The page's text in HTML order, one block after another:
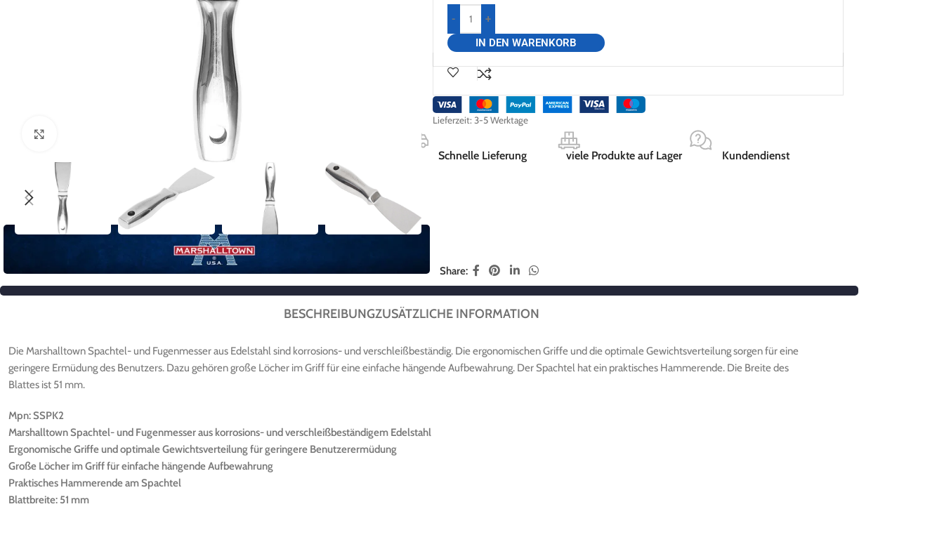
-
+
IN DEN WARENKORB
Lieferzeit: 3-5 Werktage
Schnelle Lieferung viele Produkte auf Lager Kundendienst
Share:
BESCHREIBUNGZUSÄTZLICHE INFORMATION
Die Marshalltown Spachtel- und Fugenmesser aus Edelstahl sind korrosions- und verschleißbeständig. Die ergonomischen Griffe und die optimale Gewichtsverteilung sorgen für eine
geringere Ermüdung des Benutzers. Dazu gehören große Löcher im Griff für eine einfache hängende Aufbewahrung. Der Spachtel hat ein praktisches Hammerende. Die Breite des
Blattes ist 51 mm.
Mpn: SSPK2
Marshalltown Spachtel- und Fugenmesser aus korrosions- und verschleißbeständigem Edelstahl
Ergonomische Griffe und optimale Gewichtsverteilung für geringere Benutzerermüdung
Große Löcher im Griff für einfache hängende Aufbewahrung
Praktisches Hammerende am Spachtel
Blattbreite: 51 mm